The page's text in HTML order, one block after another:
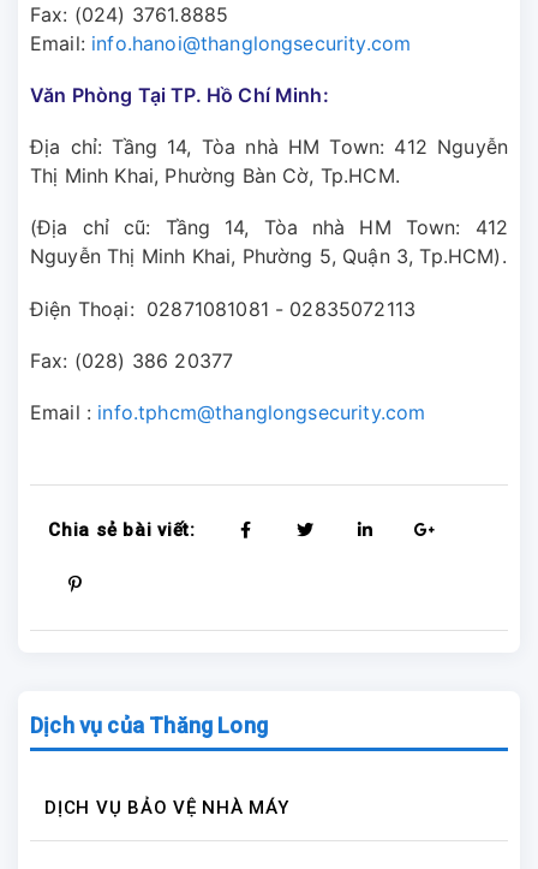
Dịch vụ của Thăng Long
DỊCH VỤ BẢO VỆ NHÀ MÁY
Fax: (024) 3761.8885
Email: info.hanoi@thanglongsecurity.com
Văn Phòng Tại TP. Hồ Chí Minh:
Địa chỉ: Tầng 14, Tòa nhà HM Town: 412 Nguyễn
Thị Minh Khai, Phường Bàn Cờ, Tp.HCM.
(Địa chỉ cũ: Tầng 14, Tòa nhà HM Town: 412
Nguyễn Thị Minh Khai, Phường 5, Quận 3, Tp.HCM).
Điện Thoại: 02871081081 - 02835072113
Fax: (028) 386 20377
Email : info.tphcm@thanglongsecurity.com
Chia sẻ bài viết: